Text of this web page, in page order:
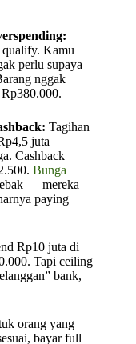
Kamu
perlu supaya
nggak
Tagihan
juta
Cashback
Bunga
— mereka
paying
Rp10 juta di
Tapi ceiling
bank,
orang yang
bayar full